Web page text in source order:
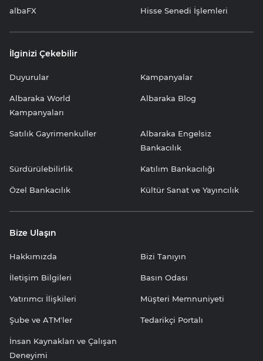
albaFX Hisse Senedi İşlemleri
İlginizi Çekebilir
Duyurular Kampanyalar
Albaraka World
Kampanyaları
Albaraka Blog
Satılık Gayrimenkuller
Albaraka Engelsiz
Bankacılık
Sürdürülebilirlik Katılım Bankacılığı
Özel Bankacılık Kültür Sanat ve Yayıncılık
Bize Ulaşın
Hakkımızda Bizi Tanıyın
İletişim Bilgileri Basın Odası
Yatırımcı İlişkileri Müşteri Memnuniyeti
Şube ve ATM'ler Tedarikçi Portalı
İnsan Kaynakları ve Çalışan
Deneyimi